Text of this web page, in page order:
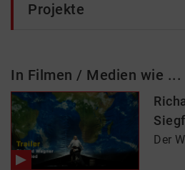
Projekte
In Filmen / Medien wie ...
Der